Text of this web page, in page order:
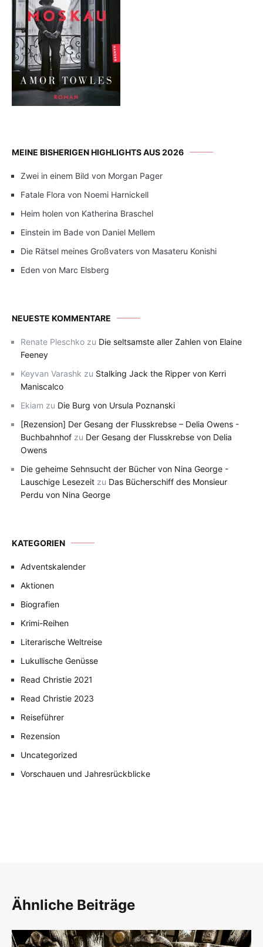
MEINE BISHERIGEN HIGHLIGHTS AUS 2026
Zwei in einem Bild von Morgan Pager
Fatale Flora von Noemi Harnickell
Heim holen von Katherina Braschel
Einstein im Bade von Daniel Mellem
Die Rätsel meines Großvaters von Masateru Konishi
Eden von Marc Elsberg
NEUESTE KOMMENTARE
Renate Pleschko zu Die seltsamste aller Zahlen von Elaine
Feeney
Keyvan Varashk zu Stalking Jack the Ripper von Kerri
Maniscalco
Ekiam zu Die Burg von Ursula Poznanski
[Rezension] Der Gesang der Flusskrebse – Delia Owens -
Buchbahnhof zu Der Gesang der Flusskrebse von Delia
Owens
Die geheime Sehnsucht der Bücher von Nina George -
Lauschige Lesezeit zu Das Bücherschiff des Monsieur
Perdu von Nina George
KATEGORIEN
Adventskalender
Aktionen
Biografien
Krimi-Reihen
Literarische Weltreise
Lukullische Genüsse
Read Christie 2021
Read Christie 2023
Reiseführer
Rezension
Uncategorized
Vorschauen und Jahresrückblicke
Ähnliche Beiträge